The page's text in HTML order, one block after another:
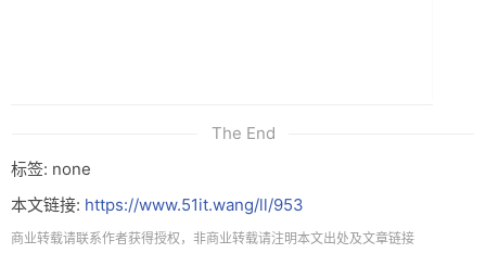
The End
标签: none
本文链接: https://www.51it.wang/ll/953
商业转载请联系作者获得授权，非商业转载请注明本文出处及文章链接